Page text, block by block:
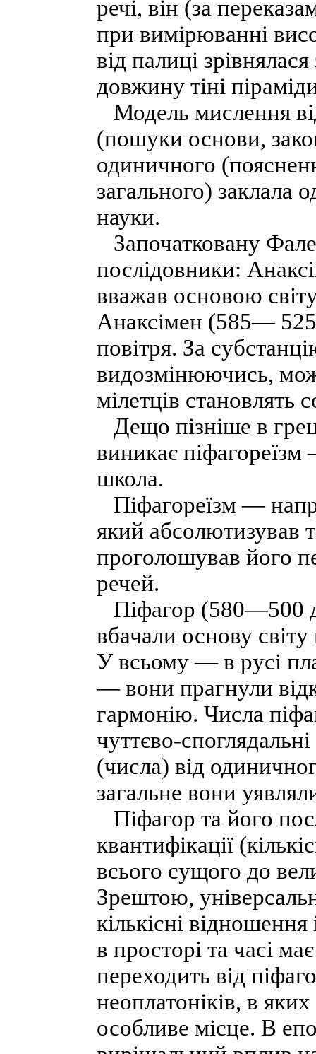
речі, він (за
при вимірюванні
від палиці
довжину тіні
Модель мислення
(пошуки основи,
одиничного
загального) заклала
науки.
Започатковану
послідовники:
вважав основою
Анаксімен (585—
повітря. За
видозмінюючись,
мілетців становлять
Дещо пізніше в
виникає
школа.
Піфагореїзм —
який абсолютизував
проголошував його
речей.
Піфагор (580—500
вбачали основу
У всьому — в русі
— вони прагнули
гармонію. Числа
чуттєво-
(числа) від
загальне вони
Піфагор та його
квантифікації
всього сущого до
Зрештою,
кількісні
в просторі та часі
переходить від
неоплатоніків, в
особливе місце. В